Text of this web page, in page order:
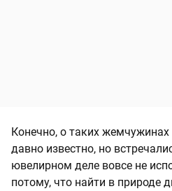
Конечно, о таких
давно известно, но
ювелирном деле вовсе не
потому, что найти в природе